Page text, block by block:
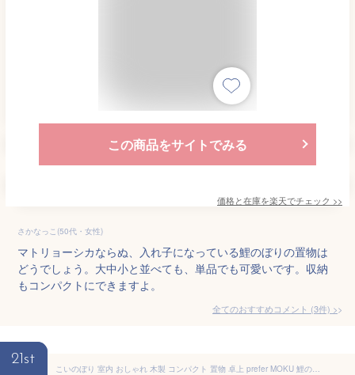
この商品をサイトでみる
価格と在庫を楽天でチェック >>
さかなっこ(50代・女性)
マトリョーシカならぬ、入れ子になっている鯉のぼりの置物は
どうでしょう。大中小と並べても、単品でも可愛いです。収納
もコンパクトにできますよ。
全てのおすすめコメント (3件) >
21st
こいのぼり 室内 おしゃれ 木製 コンパクト 置物 卓上 prefer MOKU 鯉のぼり konori オシャレ インテリア 室内鯉 端午の節句 こどもの日